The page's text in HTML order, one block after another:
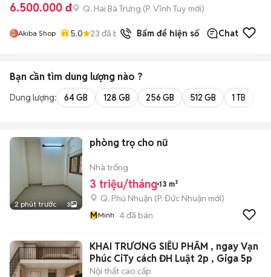
6.500.000 đ Q. Hai Bà Trưng (P. Vĩnh Tuy mới)
Akiba Shop 5.0 23 đã bán Bấm để hiện số Chat
Bạn cần tìm dung lượng nào ?
Dung lượng: 64 GB 128 GB 256 GB 512 GB 1 TB
2 phút trước 3
phòng trọ cho nữ
Nhà trống
3 triệu/tháng 13 m²
Q. Phú Nhuận (P. Đức Nhuận mới)
MMinh 4đã bán
KHAI TRƯƠNG SIÊU PHẨM , ngay Vạn
Phúc CiTy cách ĐH Luật 2p , Giga 5p
Nội thất cao cấp